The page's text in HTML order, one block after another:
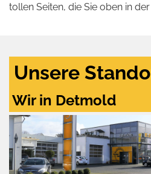
tollen Seiten, die Sie oben in
Unsere
Wir in Detmold